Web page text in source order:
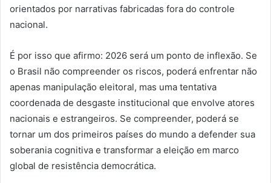
orientados por narrativas fabricadas fora do controle
nacional.
É por isso que afirmo: 2026 será um ponto de inflexão. Se
o Brasil não compreender os riscos, poderá enfrentar não
apenas manipulação eleitoral, mas uma tentativa
coordenada de desgaste institucional que envolve atores
nacionais e estrangeiros. Se compreender, poderá se
tornar um dos primeiros países do mundo a defender sua
soberania cognitiva e transformar a eleição em marco
global de resistência democrática.